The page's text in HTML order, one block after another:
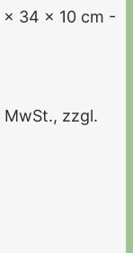
x 34 x 10 cm -
MwSt., zzgl.